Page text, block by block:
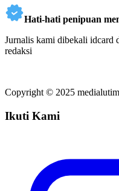
Hati-hati penipuan
Jurnalis kami dibekali idcard
redaksi
Copyright © 2025
Ikuti Kami